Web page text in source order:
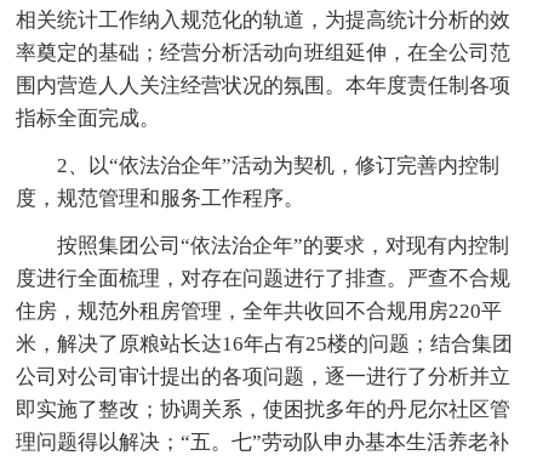
相关统计工作纳入规范化的轨道，为提高统计分析的效
率奠定的基础；经营分析活动向班组延伸，在全公司范
围内营造人人关注经营状况的氛围。本年度责任制各项
指标全面完成。
2、以“依法治企年”活动为契机，修订完善内控制
度，规范管理和服务工作程序。
按照集团公司“依法治企年”的要求，对现有内控制
度进行全面梳理，对存在问题进行了排查。严查不合规
住房，规范外租房管理，全年共收回不合规用房220平
米，解决了原粮站长达16年占有25楼的问题；结合集团
公司对公司审计提出的各项问题，逐一进行了分析并立
即实施了整改；协调关系，使困扰多年的丹尼尔社区管
理问题得以解决；“五。七”劳动队申办基本生活养老补